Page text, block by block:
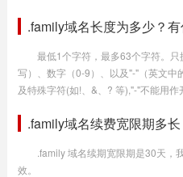
.family域名长度为多少？
最低1个字符，最多63个字符。
写）、数字（0-9）、以及"-"（英文中
及特殊字符(如!、&、? 等),"-"不能用作
.family域名续费宽限期多
.family 域名续期宽限期是30天，
效。